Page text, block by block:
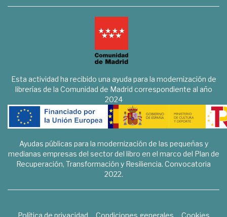
Esta actividad ha recibido una ayuda para la modernización de
librerías de la Comunidad de Madrid correspondiente al año
2024
Ayudas públicas para la modernización de las pequeñas y
medianas empresas del sector del libro en el marco del Plan de
Recuperación, Transformación y Resiliencia. Convocatoria
2022.